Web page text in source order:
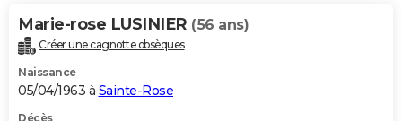
Alimentation
Guide de la santé
Maladies
Médicaments
Sommeil
VOYAGE
Destinations
City break
Voyage nature
Voyage de noces
Forum
Climat
+PHOTO
GUIDES D'ACHAT
Marie-rose LUSINIER (56 ans)
Créer une cagnotte obsèques
Naissance
05/04/1963 à Sainte-Rose
Décès